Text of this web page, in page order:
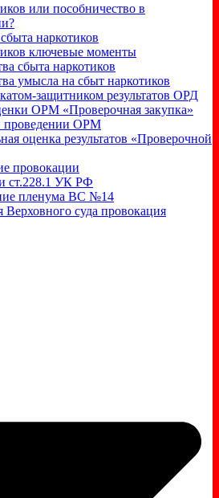
или пособничество в
наркотиков
ключевые моменты
сбыта наркотиков
умысла на сбыт наркотиков
защитником результатов ОРД
ОРМ «Проверочная закупка»
ОРМ
оценка результатов «Проверочной
провокации
ст.228.1 УК РФ
пленума ВС №14
Верховного суда провокация